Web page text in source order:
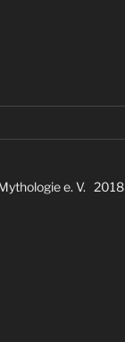
e. V. 2018